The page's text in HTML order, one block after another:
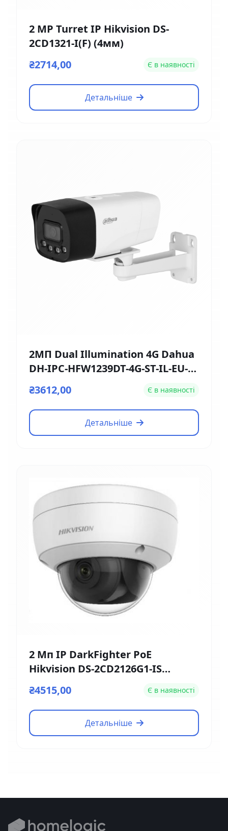
2 MP Turret IP Hikvision DS-
2CD1321-I(F) (4мм)
₴2714,00
Є в наявності
Детальніше
2МП Dual Illumination 4G Dahua
DH-IPC-HFW1239DT-4G-ST-IL-EU-B
₴3612,00 Є в наявності
Детальніше
2 Мп IP DarkFighter PoE
Hikvision DS-2CD2126G1-IS
₴4515,00 Є в наявності
Детальніше